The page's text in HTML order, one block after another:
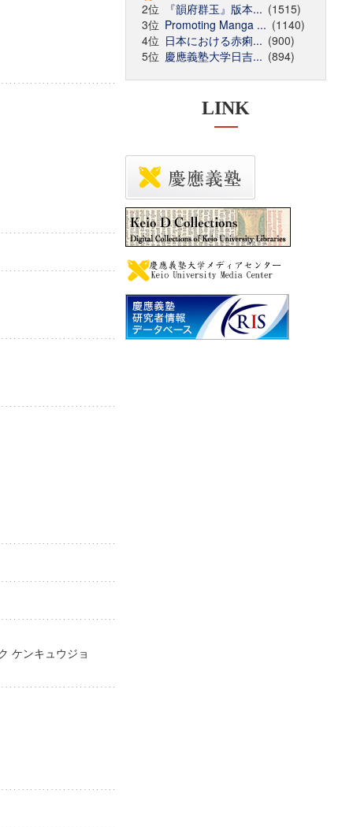
ケンキュウジョ
2位
『韻府群玉』版本... (1515)
3位 Promoting Manga ... (1140)
4位 日本における赤痢... (900)
5位 慶應義塾大学日吉... (894)
LINK